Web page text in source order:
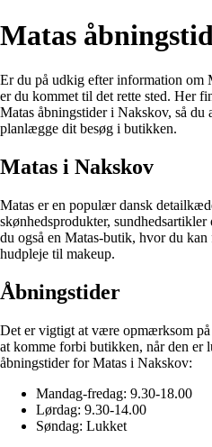
Matas
Er du på udkig efter information om
er du kommet til det rette sted. Her
Matas åbningstider i Nakskov, så
planlægge dit besøg i butikken.
Matas i Nakskov
Matas er en populær dansk
skønhedsprodukter,
du også en Matas-butik, hvor du
hudpleje til makeup.
Åbningstider
Det er vigtigt at være opmærksom på
at komme forbi butikken, når den er
åbningstider for Matas i Nakskov:
Mandag-fredag: 9.30-18.00
Lørdag: 9.30-14.00
Søndag: Lukket